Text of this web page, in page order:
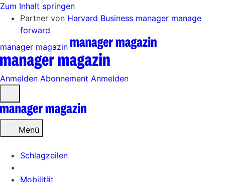
Zum Inhalt springen
Partner von Harvard Business manager manage
forward
manager magazin
Anmelden Abonnement Anmelden
öffnen
Menü
Schlagzeilen
Mobilität